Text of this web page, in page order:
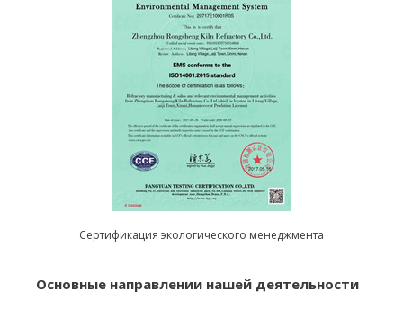
Сертификация экологического менеджмента
Основные направлении нашей деятельности